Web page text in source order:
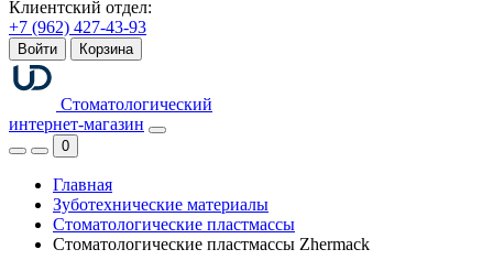
Клиентский отдел:
+7 (962) 427-43-93
Войти Корзина
Стоматологический
интернет-магазин
0
Главная
Зуботехнические материалы
Стоматологические пластмассы
Стоматологические пластмассы Zhermack